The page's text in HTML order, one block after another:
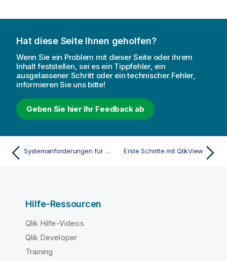
Hat diese Seite Ihnen geholfen?
Wenn Sie ein Problem mit dieser Seite oder ihrem
Inhalt feststellen, sei es ein Tippfehler, ein
ausgelassener Schritt oder ein technischer Fehler,
informieren Sie uns bitte!
Geben Sie hier Ihr Feedback ab
Systemanforderungen für QlikView Erste Schritte mit QlikView
Hilfe-Ressourcen
Qlik Hilfe-Videos
Qlik Developer
Training